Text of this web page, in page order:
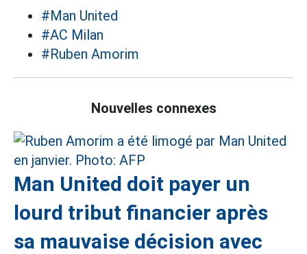
#Man United
#AC Milan
#Ruben Amorim
Nouvelles connexes
Man United doit payer un
lourd tribut financier après
sa mauvaise décision avec